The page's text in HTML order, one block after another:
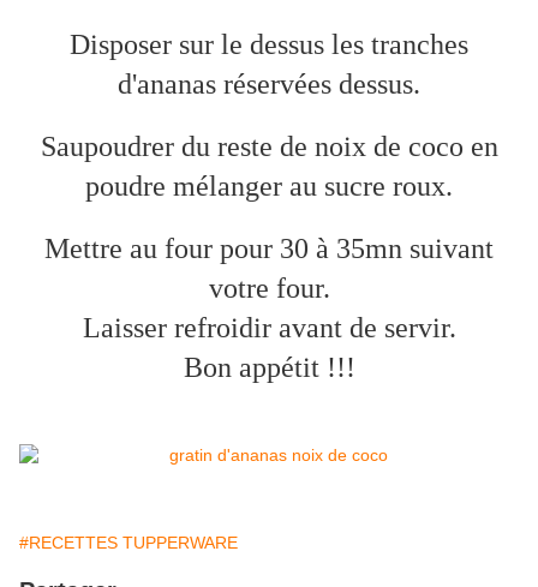
Disposer sur le dessus les tranches
d'ananas réservées dessus.
Saupoudrer du reste de noix de coco en
poudre mélanger au sucre roux.
Mettre au four pour 30 à 35mn suivant
votre four.
Laisser refroidir avant de servir.
Bon appétit !!!
#RECETTES TUPPERWARE